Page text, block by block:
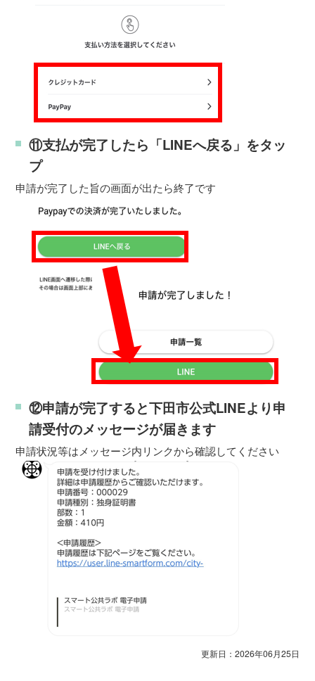
⑪支払が完了したら「LINEへ戻る」をタッ
プ
申請が完了した旨の画面が出たら終了です
⑫申請が完了すると下田市公式LINEより申
請受付のメッセージが届きます
申請状況等はメッセージ内リンクから確認してください
更新日：2026年06月25日